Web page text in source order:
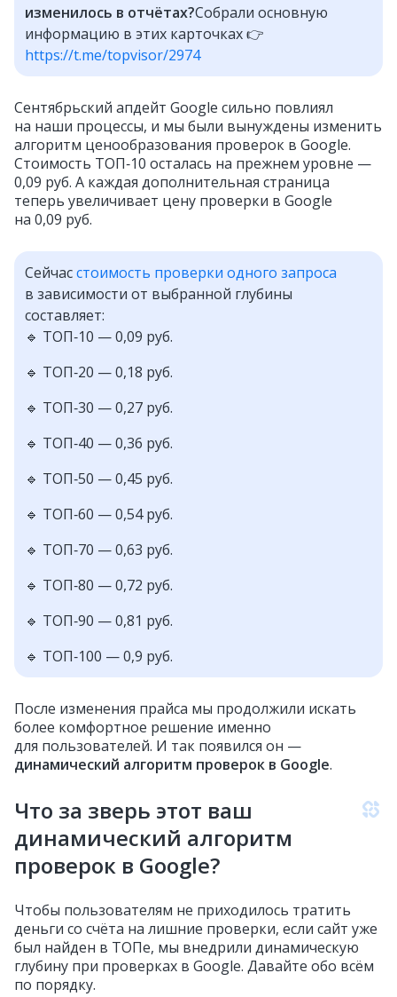
изменилось в отчётах?Собрали основную
информацию в этих карточках 👉
https://t.me/topvisor/2974
Сентябрьский апдейт Google сильно повлиял
на наши процессы, и мы были вынуждены изменить
алгоритм ценообразования проверок в Google.
Стоимость ТОП‑10 осталась на прежнем уровне —
0,09 руб. А каждая дополнительная страница
теперь увеличивает цену проверки в Google
на 0,09 руб.
Сейчасстоимость проверки одного запроса
в зависимости от выбранной глубины
составляет:
🔹 ТОП‑10 — 0,09 руб.
🔹 ТОП‑20 — 0,18 руб.
🔹 ТОП‑30 — 0,27 руб.
🔹 ТОП‑40 — 0,36 руб.
🔹 ТОП‑50 — 0,45 руб.
🔹 ТОП‑60 — 0,54 руб.
🔹 ТОП‑70 — 0,63 руб.
🔹 ТОП‑80 — 0,72 руб.
🔹 ТОП‑90 — 0,81 руб.
🔹 ТОП‑100 — 0,9 руб.
После изменения прайса мы продолжили искать
более комфортное решение именно
для пользователей. И так появился он —
динамический алгоритм проверок в Google.
Что за зверь этот ваш
динамический алгоритм
проверок в Google?
Чтобы пользователям не приходилось тратить
деньги со счёта на лишние проверки, если сайт уже
был найден в ТОПе, мы внедрили динамическую
глубину при проверках в Google. Давайте обо всём
по порядку.